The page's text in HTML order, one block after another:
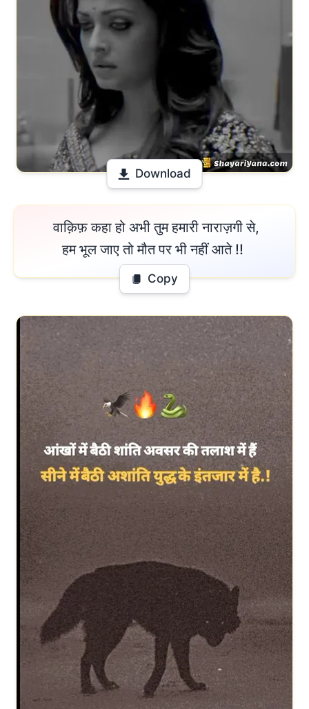
Download
वाक़िफ़ कहा हो अभी तुम हमारी नाराज़गी से,
हम भूल जाए तो मौत पर भी नहीं आते !!
Copy